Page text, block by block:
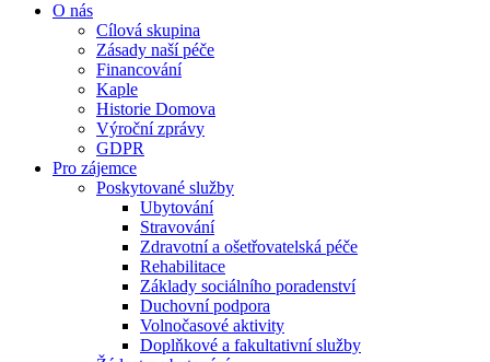
O nás
Cílová skupina
Zásady naší péče
Financování
Kaple
Historie Domova
Výroční zprávy
GDPR
Pro zájemce
Poskytované služby
Ubytování
Stravování
Zdravotní a ošetřovatelská péče
Rehabilitace
Základy sociálního poradenství
Duchovní podpora
Volnočasové aktivity
Doplňkové a fakultativní služby